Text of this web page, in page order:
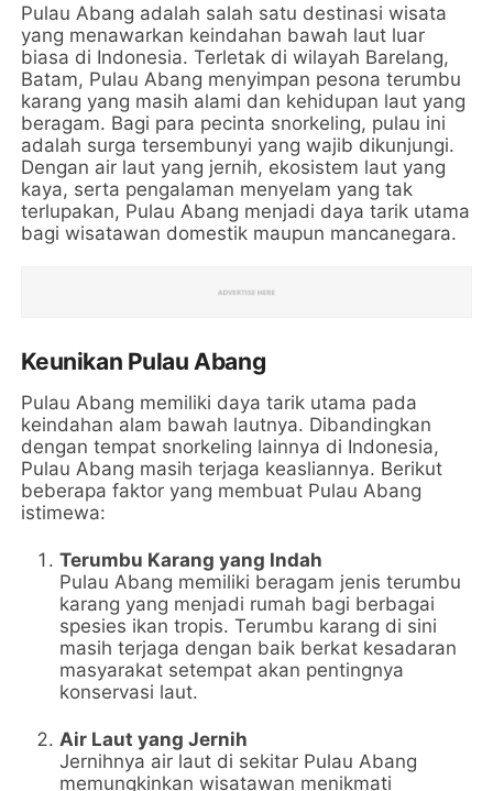
Pulau Abang adalah salah satu destinasi wisata
yang menawarkan keindahan bawah laut luar
biasa di Indonesia. Terletak di wilayah Barelang,
Batam, Pulau Abang menyimpan pesona terumbu
karang yang masih alami dan kehidupan laut yang
beragam. Bagi para pecinta snorkeling, pulau ini
adalah surga tersembunyi yang wajib dikunjungi.
Dengan air laut yang jernih, ekosistem laut yang
kaya, serta pengalaman menyelam yang tak
terlupakan, Pulau Abang menjadi daya tarik utama
bagi wisatawan domestik maupun mancanegara.
Keunikan Pulau Abang
Pulau Abang memiliki daya tarik utama pada
keindahan alam bawah lautnya. Dibandingkan
dengan tempat snorkeling lainnya di Indonesia,
Pulau Abang masih terjaga keasliannya. Berikut
beberapa faktor yang membuat Pulau Abang
istimewa:
Terumbu Karang yang Indah
Pulau Abang memiliki beragam jenis terumbu
karang yang menjadi rumah bagi berbagai
spesies ikan tropis. Terumbu karang di sini
masih terjaga dengan baik berkat kesadaran
masyarakat setempat akan pentingnya
konservasi laut.
Air Laut yang Jernih
Jernihnya air laut di sekitar Pulau Abang
memungkinkan wisatawan menikmati